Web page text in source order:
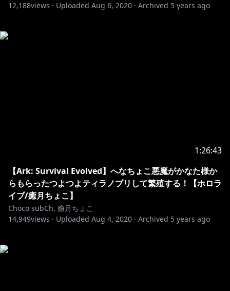
12,188views · Uploaded Aug 6, 2020 · Archived 5 years ago
1:26:43
【Ark: Survival Evolved】へなちょこ悪魔がかなた様か
らもらったつよつよティラノブリして繁殖する！【ホロラ
イブ/癒月ちょこ】
Choco subCh. 癒月ちょこ
14,949views · Uploaded Aug 4, 2020 · Archived 5 years ago